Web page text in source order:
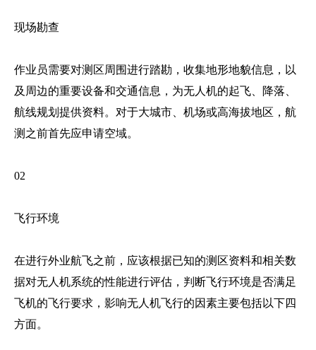
现场勘查
作业员需要对测区周围进行踏勘，收集地形地貌信息，以
及周边的重要设备和交通信息，为无人机的起飞、降落、
航线规划提供资料。对于大城市、机场或高海拔地区，航
测之前首先应申请空域。
02
飞行环境
在进行外业航飞之前，应该根据已知的测区资料和相关数
据对无人机系统的性能进行评估，判断飞行环境是否满足
飞机的飞行要求，影响无人机飞行的因素主要包括以下四
方面。